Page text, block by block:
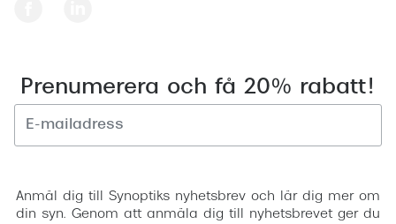
Prenumerera och få 20% rabatt!
Anmäl dig till Synoptiks nyhetsbrev och lär dig mer om
din syn. Genom att anmäla dig till nyhetsbrevet ger du